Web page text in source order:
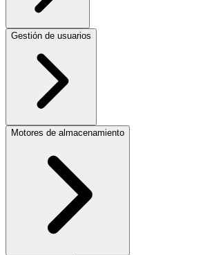
Gestión de usuarios
Motores de almacenamiento